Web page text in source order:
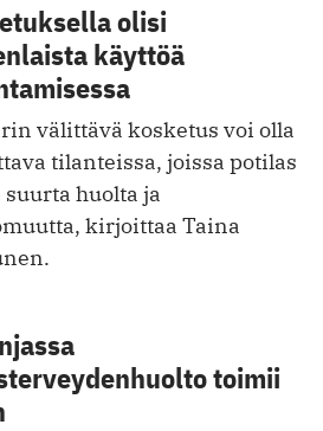
olisi
käyttöä
välittävä kosketus voi olla
tilanteissa, joissa potilas
suurta huolta ja
kirjoittaa Taina
toimii